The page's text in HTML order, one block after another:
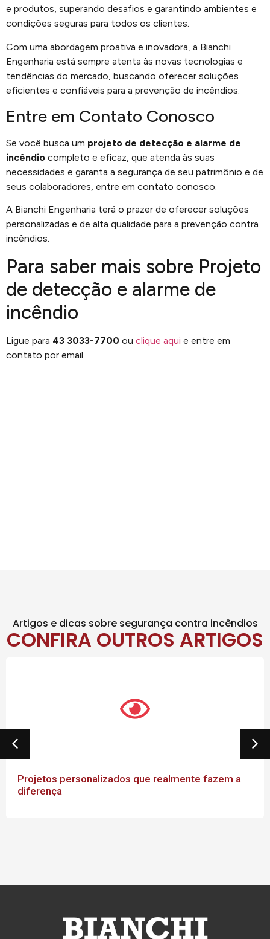
e produtos, superando desafios e garantindo ambientes e
condições seguras para todos os clientes.
Com uma abordagem proativa e inovadora, a Bianchi
Engenharia está sempre atenta às novas tecnologias e
tendências do mercado, buscando oferecer soluções
eficientes e confiáveis para a prevenção de incêndios.
Entre em Contato Conosco
Se você busca um projeto de detecção e alarme de
incêndio completo e eficaz, que atenda às suas
necessidades e garanta a segurança de seu patrimônio e de
seus colaboradores, entre em contato conosco.
A Bianchi Engenharia terá o prazer de oferecer soluções
personalizadas e de alta qualidade para a prevenção contra
incêndios.
Para saber mais sobre Projeto
de detecção e alarme de
incêndio
Ligue para 43 3033-7700 ou clique aqui e entre em
contato por email.
Artigos e dicas sobre segurança contra incêndios
CONFIRA OUTROS ARTIGOS
Projetos personalizados que realmente fazem a
diferença